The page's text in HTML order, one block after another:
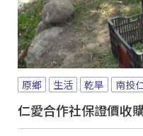
原鄉 生活 乾旱 南投
仁愛合作社保證價收